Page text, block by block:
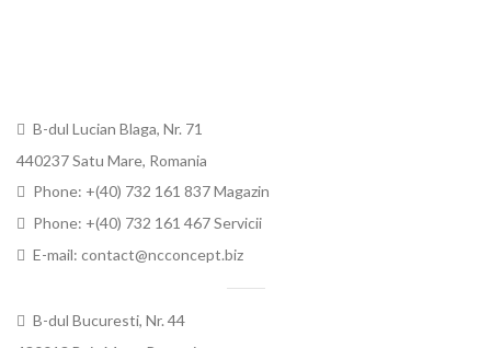
B-dul Lucian Blaga, Nr. 71
440237 Satu Mare, Romania
Phone: +(40) 732 161 837 Magazin
Phone: +(40) 732 161 467 Servicii
E-mail: contact@ncconcept.biz
B-dul Bucuresti, Nr. 44